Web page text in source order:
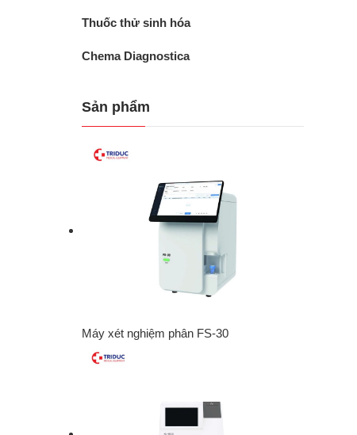
Thuốc thử sinh hóa
Chema Diagnostica
Sản phẩm
Máy xét nghiệm phân FS-30